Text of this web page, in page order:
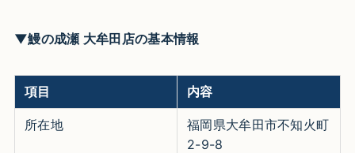
▼鰻の成瀬 大牟田店の基本情報
項目 内容
所在地
福岡県大牟田市不知火町
2-9-8